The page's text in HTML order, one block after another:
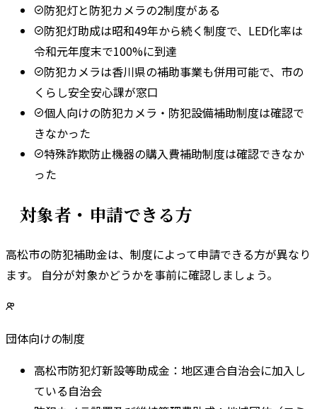
防犯灯と防犯カメラの2制度がある
防犯灯助成は昭和49年から続く制度で、LED化率は
令和元年度末で100%に到達
防犯カメラは香川県の補助事業も併用可能で、市の
くらし安全安心課が窓口
個人向けの防犯カメラ・防犯設備補助制度は確認で
きなかった
特殊詐欺防止機器の購入費補助制度は確認できなか
った
対象者・申請できる方
高松市の防犯補助金は、制度によって申請できる方が異なり
ます。 自分が対象かどうかを事前に確認しましょう。
団体向けの制度
高松市防犯灯新設等助成金 ： 地区連合自治会に加入し
ている自治会